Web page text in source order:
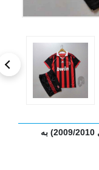
لباس کلاسیک اول میلان (ورژن هوادار - فصل 2009/2010) به